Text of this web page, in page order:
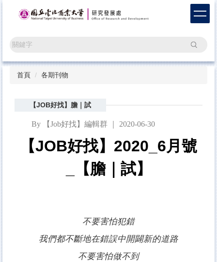
區
搜尋
首頁 各期刊物
【JOB好找】膽｜試
By 【Job好找】編輯群 ｜ 2020-06-30
【JOB好找】2020_6月號
_【膽｜試】
不要害怕犯錯
我們都不斷地在錯誤中開闢新的道路
不要害怕做不到